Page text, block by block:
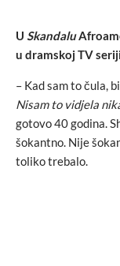
U Skandalu
u dramskoj TV
– Kad sam to čula,
Nisam to vidjela
gotovo 40 godina.
šokantno. Nije
toliko trebalo.